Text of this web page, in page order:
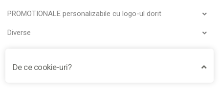
PROMOTIONALE personalizabile cu logo-ul dorit
Diverse
De ce cookie-uri?